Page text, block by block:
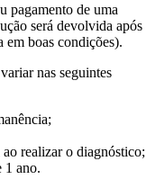
pagamento de uma
será devolvida após
em boas condições).
nas seguintes
realizar o diagnóstico;
1 ano.